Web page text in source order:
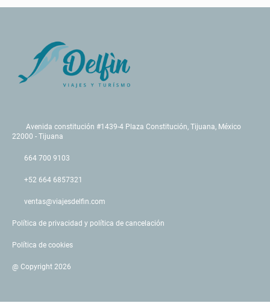
Avenida constitución #1439-4 Plaza Constitución, Tijuana, México
22000 - Tijuana
664 700 9103
+52 664 6857321
ventas@viajesdelfin.com
Política de privacidad y política de cancelación
Política de cookies
@ Copyright 2026